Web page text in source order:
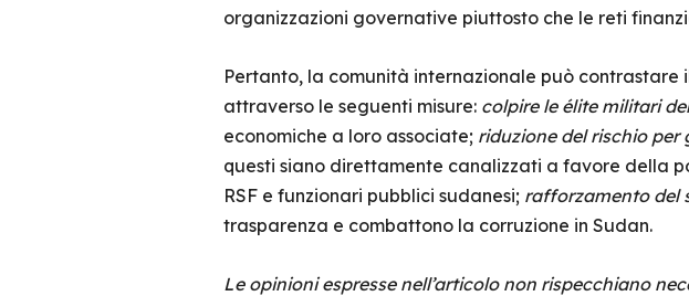
organizzazioni governative piuttosto che le reti
Pertanto, la comunità internazionale può contrastare
attraverso le seguenti misure: colpire le élite militari
economiche a loro associate; riduzione del rischio
questi siano direttamente canalizzati a favore della
RSF e funzionari pubblici sudanesi; rafforzamento del
trasparenza e combattono la corruzione in Sudan.
Le opinioni espresse nell’articolo non rispecchiano